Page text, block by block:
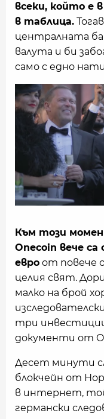
всеки, който е
в таблица.
централната
валута и би
само с едно
Към този
Onecoin вече са
евро от повече
целия свят.
малко на брой
три
документи от
Десет минути
блокчейн от
в интернет,
германски